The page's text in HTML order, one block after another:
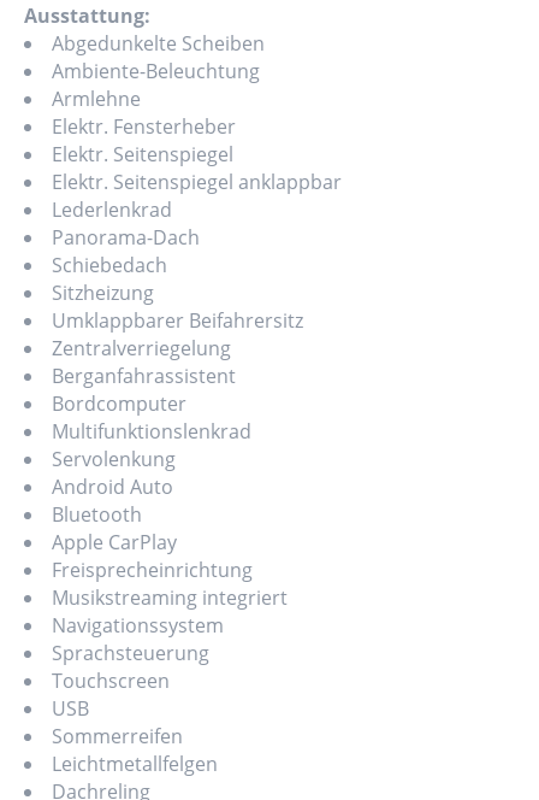
Ausstattung:
Abgedunkelte Scheiben
Ambiente-Beleuchtung
Armlehne
Elektr. Fensterheber
Elektr. Seitenspiegel
Elektr. Seitenspiegel anklappbar
Lederlenkrad
Panorama-Dach
Schiebedach
Sitzheizung
Umklappbarer Beifahrersitz
Zentralverriegelung
Berganfahrassistent
Bordcomputer
Multifunktionslenkrad
Servolenkung
Android Auto
Bluetooth
Apple CarPlay
Freisprecheinrichtung
Musikstreaming integriert
Navigationssystem
Sprachsteuerung
Touchscreen
USB
Sommerreifen
Leichtmetallfelgen
Dachreling